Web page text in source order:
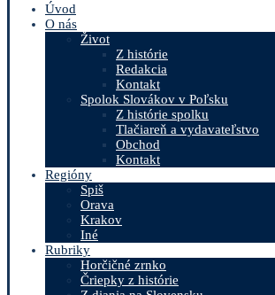
Úvod
O nás
Život
Z histórie
Redakcia
Kontakt
Spolok Slovákov v Poľsku
Z histórie spolku
Tlačiareň a vydavateľstvo
Obchod
Kontakt
Regióny
Spiš
Orava
Krakov
Iné
Rubriky
Horčičné zrnko
Čriepky z histórie